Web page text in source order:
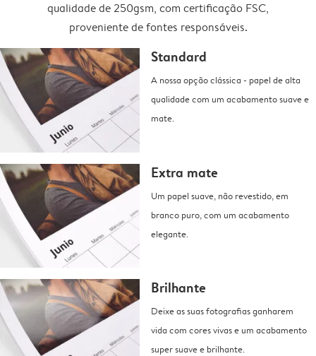
qualidade de 250gsm, com certificação FSC,
proveniente de fontes responsáveis.
Standard
A nossa opção clássica - papel de alta
qualidade com um acabamento suave e
mate.
Extra mate
Um papel suave, não revestido, em
branco puro, com um acabamento
elegante.
Brilhante
Deixe as suas fotografias ganharem
vida com cores vivas e um acabamento
super suave e brilhante.